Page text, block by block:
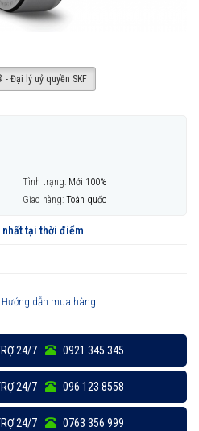
- Đại lý uỷ quyền SKF
Tình trạng: Mới 100%
Giao hàng: Toàn quốc
nhất tại thời điểm
Hướng dẫn mua hàng
24/7 0921 345 345
24/7 096 123 8558
24/7 0763 356 999